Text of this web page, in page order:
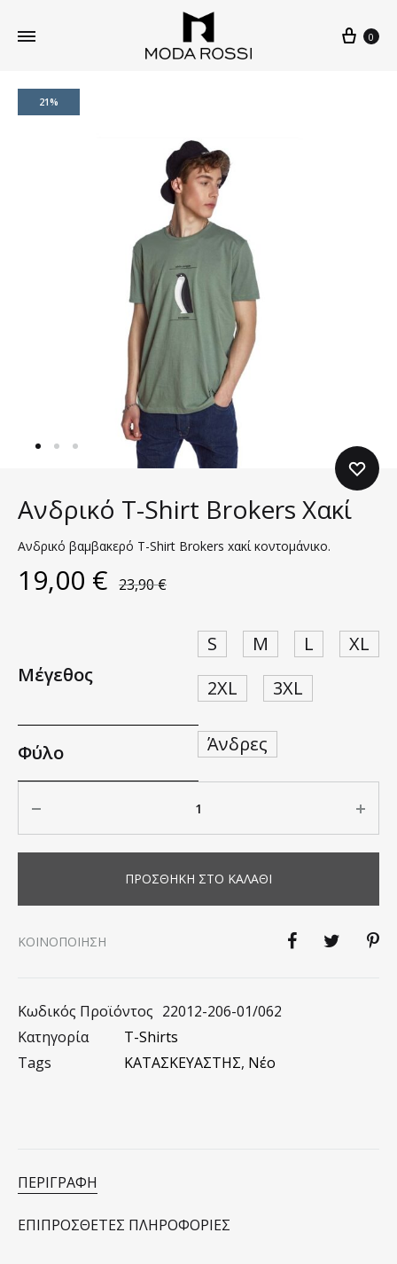
0
21%
Ανδρικό T-Shirt Brokers Χακί
Ανδρικό βαμβακερό T-Shirt Brokers xακί κοντομάνικο.
19,00 € 23,90€
Μέγεθος
S M L
XL
2XL
3XL
Φύλο Άνδρες
ΠΡΟΣΘΉΚΗ ΣΤΟ ΚΑΛΆΘΙ
KΟΙΝΟΠΟΊΗΣΗ
Κωδικός Προϊόντος 22012-206-01/062
Κατηγορία
T-Shirts
Tags
ΚΑΤΑΣΚΕΥΑΣΤΗΣ, Νέο
ΠΕΡΙΓΡΑΦΉ
ΕΠΙΠΡΌΣΘΕΤΕΣ ΠΛΗΡΟΦΟΡΊΕΣ